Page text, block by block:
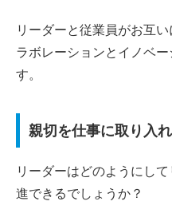
リーダーと従業員がお互
ラボレーションとイノベ
す。
親切を仕事に取り入
リーダーはどのようにし
進できるでしょうか？